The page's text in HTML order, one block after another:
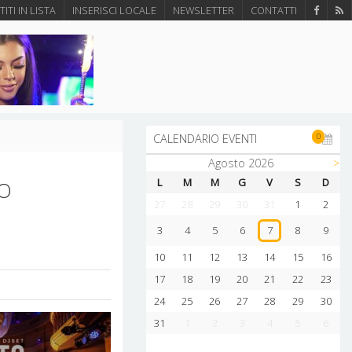
IN LISTA INSERISCI LOCALE NEWSLETTER CONTATTI
CALENDARIO EVENTI 0
Agosto 2026 >
L M M G V S
D
27
28 29 30 31 1
2
3
4 5 6 7 8
9
10
11 12 13 14 15
16
17
18 19 20 21 22
23
24
25 26 27 28 29
30
31